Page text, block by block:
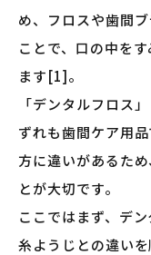
め、フロスや歯間
ことで、口の中を
ます[1]。
「デンタルフロス
ずれも歯間ケア用
方に違いがあるた
とが大切です。
ここではまず、デ
糸ようじとの違いを